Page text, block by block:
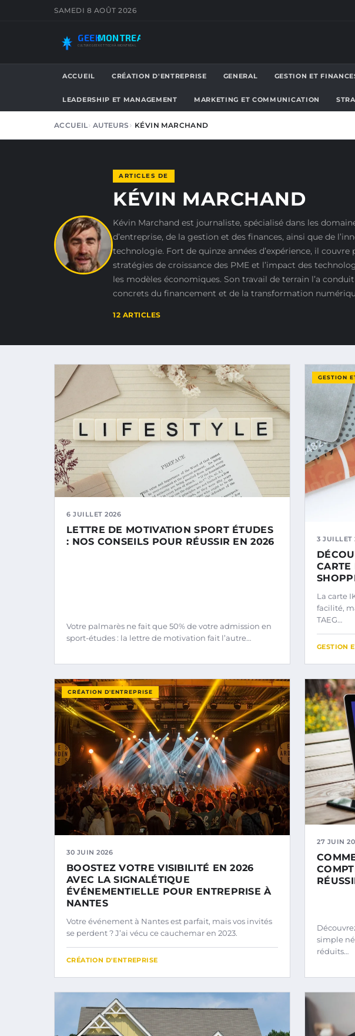
SAMEDI 8 AOÛT 2026
GEEKMONTREAL
CULTURE GEEK ET TECH À MONTRÉAL
ACCUEIL CRÉATION D'ENTREPRISE GENERAL GESTION ET
LEADERSHIP ET MANAGEMENT MARKETING ET COMMUNICATION
ACCUEIL AUTEURS KÉVIN MARCHAND
ARTICLES DE
KÉVIN MARCHAND
Kévin Marchand est journaliste, spécialisé dans les
d’entreprise, de la gestion et des finances, ainsi que de
technologie. Fort de quinze années d’expérience, il
stratégies de croissance des PME et l’impact des
les modèles économiques. Son travail de terrain l’a
concrets du financement et de la transformation
12 ARTICLES
6 JUILLET 2026
LETTRE DE MOTIVATION SPORT ÉTUDES
: NOS CONSEILS POUR RÉUSSIR EN 2026
Votre palmarès ne fait que 50% de votre admission en
sport-études : la lettre de motivation fait l’autre…
GESTION
3 JUILLET
CARTE
La carte
facilité,
TAEG…
GESTION
CRÉATION D'ENTREPRISE
30 JUIN 2026
BOOSTEZ VOTRE VISIBILITÉ EN 2026
AVEC LA SIGNALÉTIQUE
ÉVÉNEMENTIELLE POUR ENTREPRISE À
NANTES
Votre événement à Nantes est parfait, mais vos invités
se perdent ? J’ai vécu ce cauchemar en 2023.
CRÉATION D'ENTREPRISE
27 JUIN
simple
réduits…